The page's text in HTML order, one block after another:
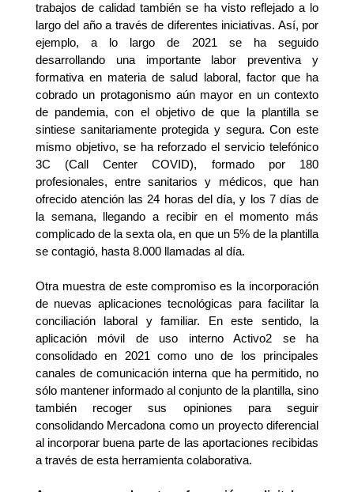
trabajos de calidad también se ha visto reflejado a lo
largo del año a través de diferentes iniciativas. Así, por
ejemplo, a lo largo de 2021 se ha seguido
desarrollando una importante labor preventiva y
formativa en materia de salud laboral, factor que ha
cobrado un protagonismo aún mayor en un contexto
de pandemia, con el objetivo de que la plantilla se
sintiese sanitariamente protegida y segura. Con este
mismo objetivo, se ha reforzado el servicio telefónico
3C (Call Center COVID), formado por 180
profesionales, entre sanitarios y médicos, que han
ofrecido atención las 24 horas del día, y los 7 días de
la semana, llegando a recibir en el momento más
complicado de la sexta ola, en que un 5% de la plantilla
se contagió, hasta 8.000 llamadas al día.
Otra muestra de este compromiso es la incorporación
de nuevas aplicaciones tecnológicas para facilitar la
conciliación laboral y familiar. En este sentido, la
aplicación móvil de uso interno Activo2 se ha
consolidado en 2021 como uno de los principales
canales de comunicación interna que ha permitido, no
sólo mantener informado al conjunto de la plantilla, sino
también recoger sus opiniones para seguir
consolidando Mercadona como un proyecto diferencial
al incorporar buena parte de las aportaciones recibidas
a través de esta herramienta colaborativa.